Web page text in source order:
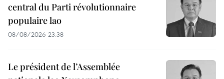
central du Parti révolutionnaire
populaire lao
08/08/2026 23:38
Le président de l’Assemblée